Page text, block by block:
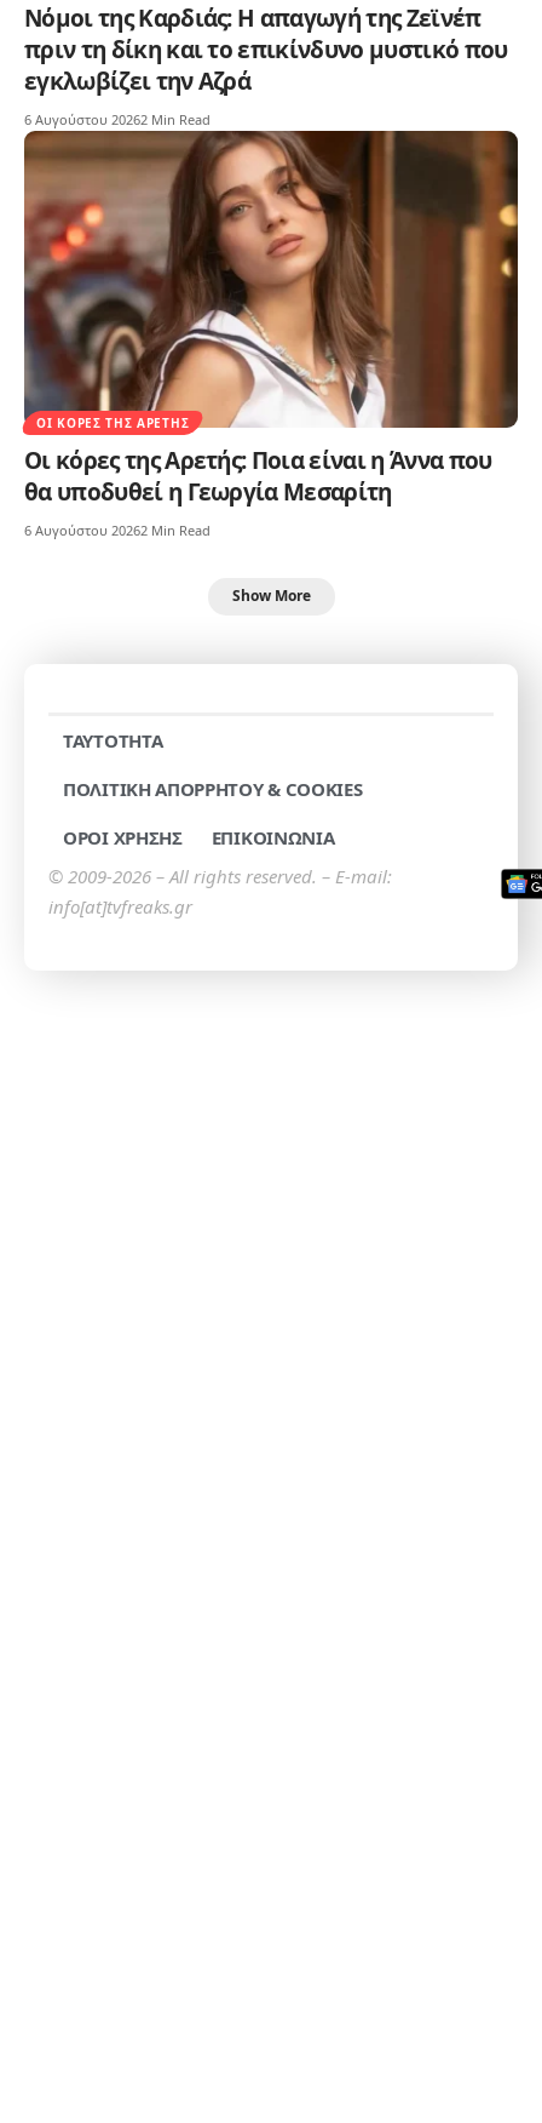
Νόμοι της Καρδιάς: Η απαγωγή της Ζεϊνέπ
πριν τη δίκη και το επικίνδυνο μυστικό που
εγκλωβίζει την Αζρά
6 Αυγούστου 20262 Min Read
ΟΙ ΚΌΡΕΣ ΤΗΣ ΑΡΕΤΉΣ
Οι κόρες της Αρετής: Ποια είναι η Άννα που
θα υποδυθεί η Γεωργία Μεσαρίτη
6 Αυγούστου 20262 Min Read
Show More
TAYTOTHTA
ΠΟΛΙΤΙΚΗ ΑΠΟΡΡΗΤΟΥ & COOKIES
ΟΡΟΙ ΧΡΗΣΗΣ
ΕΠΙΚΟΙΝΩΝΙΑ
© 2009-2026 – All rights reserved. – E-mail:
info[at]tvfreaks.gr